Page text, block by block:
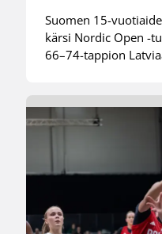
Suomen 15-
kärsi Nordic Open -
66–74-tappion